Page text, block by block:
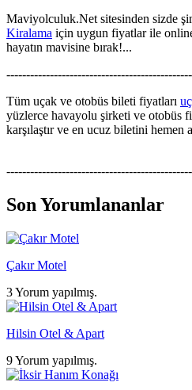
Maviyolculuk.Net sitesinden sizde
Kiralama için uygun fiyatlar ile
hayatın mavisine bırak!...
Tüm uçak ve otobüs bileti fiyatları
yüzlerce havayolu şirketi ve otobüs
karşılaştır ve en ucuz biletini hemen
Son Yorumlananlar
Çakır Motel
3 Yorum yapılmış.
Hilsin Otel & Apart
9 Yorum yapılmış.